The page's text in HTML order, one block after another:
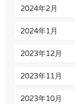
2024年2月
2024年1月
2023年12月
2023年11月
2023年10月